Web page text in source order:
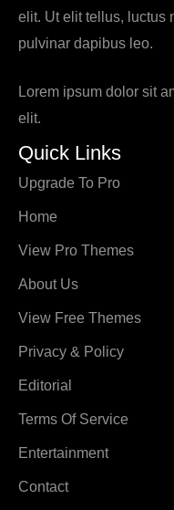
elit. Ut elit tellus, luctus
pulvinar dapibus leo.
Lorem ipsum dolor sit
elit.
Quick Links
Upgrade To Pro
Home
View Pro Themes
About Us
View Free Themes
Privacy & Policy
Editorial
Terms Of Service
Entertainment
Contact